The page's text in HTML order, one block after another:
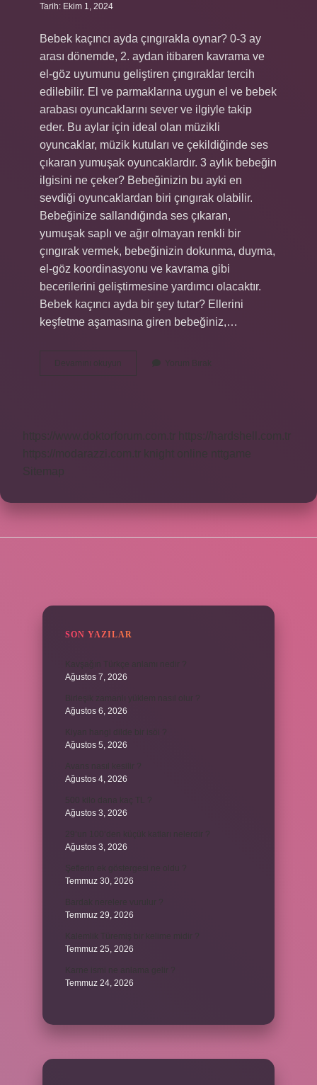
Tarih: Ekim 1, 2024
Bebek kaçıncı ayda çıngırakla oynar? 0-3 ay
arası dönemde, 2. aydan itibaren kavrama ve
el-göz uyumunu geliştiren çıngıraklar tercih
edilebilir. El ve parmaklarına uygun el ve bebek
arabası oyuncaklarını sever ve ilgiyle takip
eder. Bu aylar için ideal olan müzikli
oyuncaklar, müzik kutuları ve çekildiğinde ses
çıkaran yumuşak oyuncaklardır. 3 aylık bebeğin
ilgisini ne çeker? Bebeğinizin bu ayki en
sevdiği oyuncaklardan biri çıngırak olabilir.
Bebeğinize sallandığında ses çıkaran,
yumuşak saplı ve ağır olmayan renkli bir
çıngırak vermek, bebeğinizin dokunma, duyma,
el-göz koordinasyonu ve kavrama gibi
becerilerini geliştirmesine yardımcı olacaktır.
Bebek kaçıncı ayda bir şey tutar? Ellerini
keşfetme aşamasına giren bebeğiniz,…
Devamını okuyun
Bebekler
Hangi
Yorum Bırak
https://www.doktorforum.com.tr
https://hardshell.com.tr
https://modarazzi.com.tr
knight online
nttgame
Sitemap
SON YAZILAR
Ağustos 7, 2026
Ağustos 6, 2026
Ağustos 5, 2026
Ağustos 4, 2026
Ağustos 3, 2026
Ağustos 3, 2026
Temmuz 30, 2026
Temmuz 29, 2026
Temmuz 25, 2026
Temmuz 24, 2026